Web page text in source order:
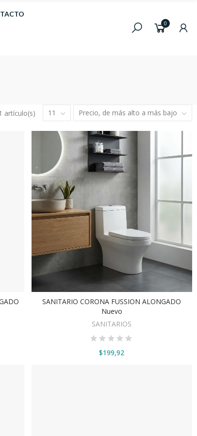
0
artículo(s) 11 Precio, de más alto a más bajo
AÑADIR AL CARRITO
SANITARIO CORONA FUSSION ALONGADO
Nuevo
SANITARIOS
$199,92